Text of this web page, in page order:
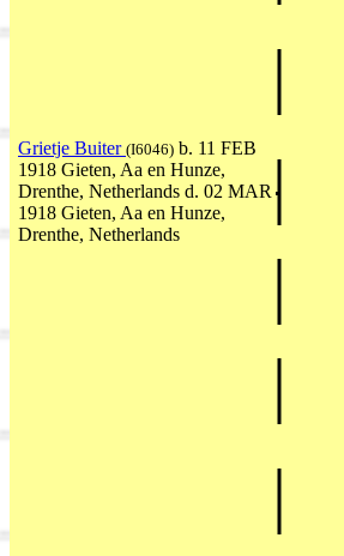
Grietje Buiter (I6046) b. 11 FEB
1918 Gieten, Aa en Hunze,
Drenthe, Netherlands d. 02 MAR
1918 Gieten, Aa en Hunze,
Drenthe, Netherlands